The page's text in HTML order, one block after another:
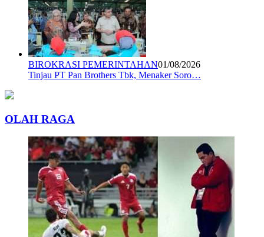
BIROKRASI PEMERINTAHAN01/08/2026
Tinjau PT Pan Brothers Tbk, Menaker Soro…
OLAH RAGA